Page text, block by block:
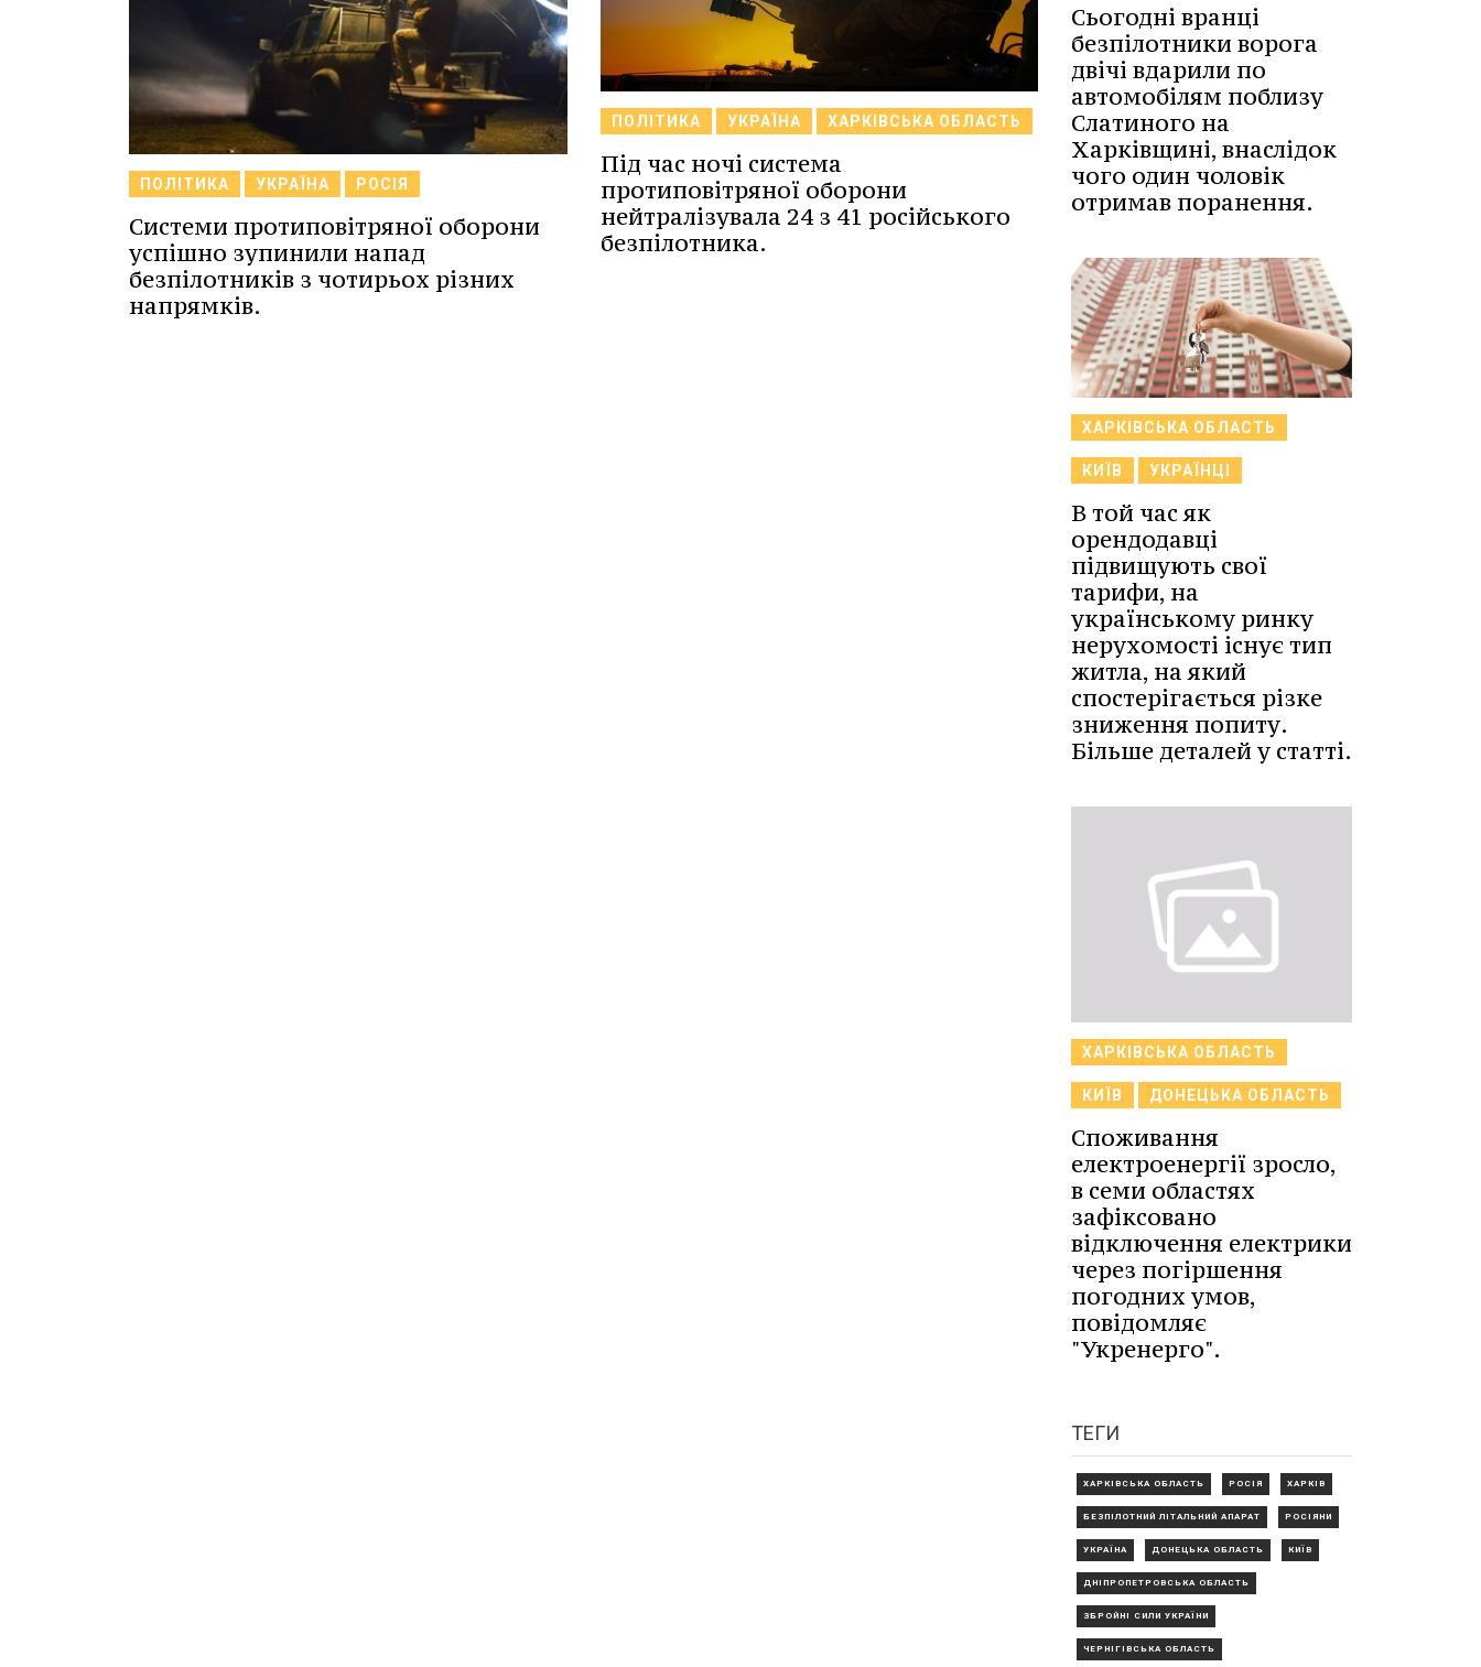
ПОЛІТИКА УКРАЇНА РОСІЯ
Системи протиповітряної оборони
успішно зупинили напад
безпілотників з чотирьох різних
напрямків.
ПОЛІТИКА УКРАЇНА ХАРКІВСЬКА ОБЛАСТЬ
Під час ночі система
протиповітряної оборони
нейтралізувала 24 з 41 російського
безпілотника.
Сьогодні вранці
безпілотники ворога
двічі вдарили по
автомобілям поблизу
Слатиного на
Харківщині, внаслідок
чого один чоловік
отримав поранення.
ХАРКІВСЬКА ОБЛАСТЬ
КИЇВ УКРАЇНЦІ
В той час як
орендодавці
підвищують свої
тарифи, на
українському ринку
нерухомості існує тип
житла, на який
спостерігається різке
зниження попиту.
Більше деталей у статті.
ХАРКІВСЬКА ОБЛАСТЬ
КИЇВ ДОНЕЦЬКА ОБЛАСТЬ
Споживання
електроенергії зросло,
в семи областях
зафіксовано
відключення електрики
через погіршення
погодних умов,
повідомляє
"Укренерго".
ТЕГИ
ХАРКІВСЬКА ОБЛАСТЬ РОСІЯ ХАРКІВ
БЕЗПІЛОТНИЙ ЛІТАЛЬНИЙ АПАРАТ РОСІЯНИ
УКРАЇНА ДОНЕЦЬКА ОБЛАСТЬ КИЇВ
ДНІПРОПЕТРОВСЬКА ОБЛАСТЬ
ЗБРОЙНІ СИЛИ УКРАЇНИ
ЧЕРНІГІВСЬКА ОБЛАСТЬ